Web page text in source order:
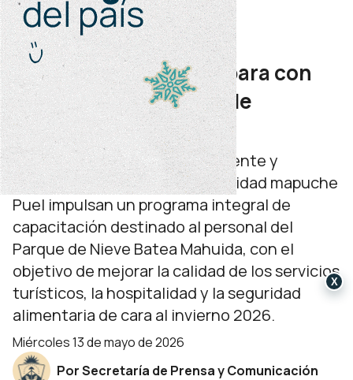
Turismo
Temporada invernal
Batea Mahuida se prepara con
un programa integral de
formación turística
El ministerio de Turismo, Ambiente y
Recursos Naturales y la comunidad mapuche
Puel impulsan un programa integral de
capacitación destinado al personal del
Parque de Nieve Batea Mahuida, con el
objetivo de mejorar la calidad de los servicios
turísticos, la hospitalidad y la seguridad
alimentaria de cara al invierno 2026.
miércoles 13 de mayo de 2026
Por Secretaría de Prensa y Comunicación
X